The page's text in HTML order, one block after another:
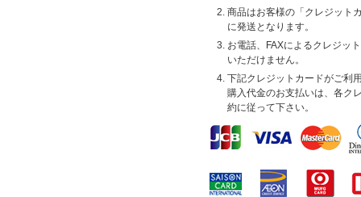
商品はお客様の「クレジット
に発送となります。
お電話、FAXによるクレジッ
いただけません。
下記クレジットカードがご利
購入代金のお支払いは、各ク
約に従って下さい。